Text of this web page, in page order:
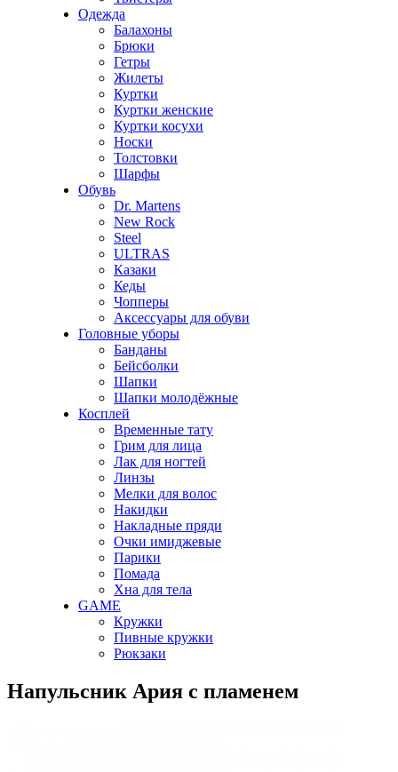
Одежда
Балахоны
Брюки
Гетры
Жилеты
Куртки
Куртки женские
Куртки косухи
Носки
Толстовки
Шарфы
Обувь
Dr. Martens
New Rock
Steel
ULTRAS
Казаки
Кеды
Чопперы
Аксессуары для обуви
Головные уборы
Банданы
Бейсболки
Шапки
Шапки молодёжные
Косплей
Временные тату
Грим для лица
Лак для ногтей
Линзы
Мелки для волос
Накидки
Накладные пряди
Очки имиджевые
Парики
Помада
Хна для тела
GAME
Кружки
Пивные кружки
Рюкзаки
Напульсник Ария с пламенем